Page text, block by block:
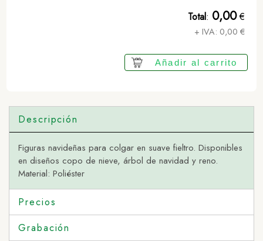
Total: 0,00€
+ IVA: 0,00 €
Añadir al carrito
Descripción
Figuras navideñas para colgar en suave fieltro. Disponibles
en diseños copo de nieve, árbol de navidad y reno.
Material: Poliéster
Precios
Grabación